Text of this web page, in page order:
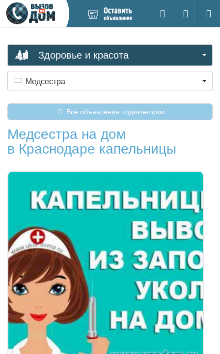
новое
Поиск
Вход на
Здоровье и красота
Медсестра
Все объявления подкатегории
Медсестра на дом
в Краснодаре капельницы